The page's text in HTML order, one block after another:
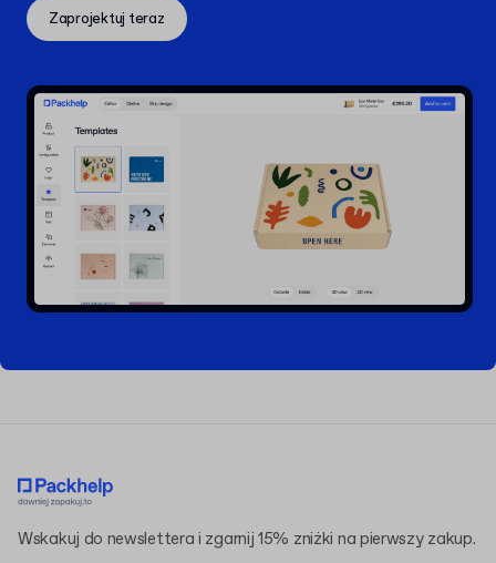
Zaprojektuj teraz
Wskakuj do newslettera i zgarnij 15% zniżki na pierwszy zakup.